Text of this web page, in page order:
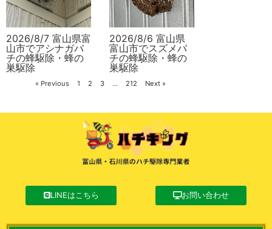
2026/8/7 富山県富
山市でアシナガバ
チの蜂駆除・蜂の
巣駆除
2026/8/6 富山県
富山市でスズメバ
チの蜂駆除・蜂の
巣駆除
« Previous 1 2 3 … 212 Next »
LINEはこちら お問い合わせ